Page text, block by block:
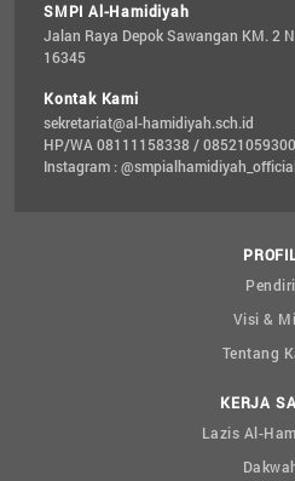
SMPI Al-Hamidiyah
Jalan Raya Depok Sawangan KM. 2
16345
Kontak Kami
sekretariat@al-hamidiyah.sch.id
HP/WA 08111158338 /
Instagram :
Pendiri
Visi &
Tentang
KERJA
Lazis Al-